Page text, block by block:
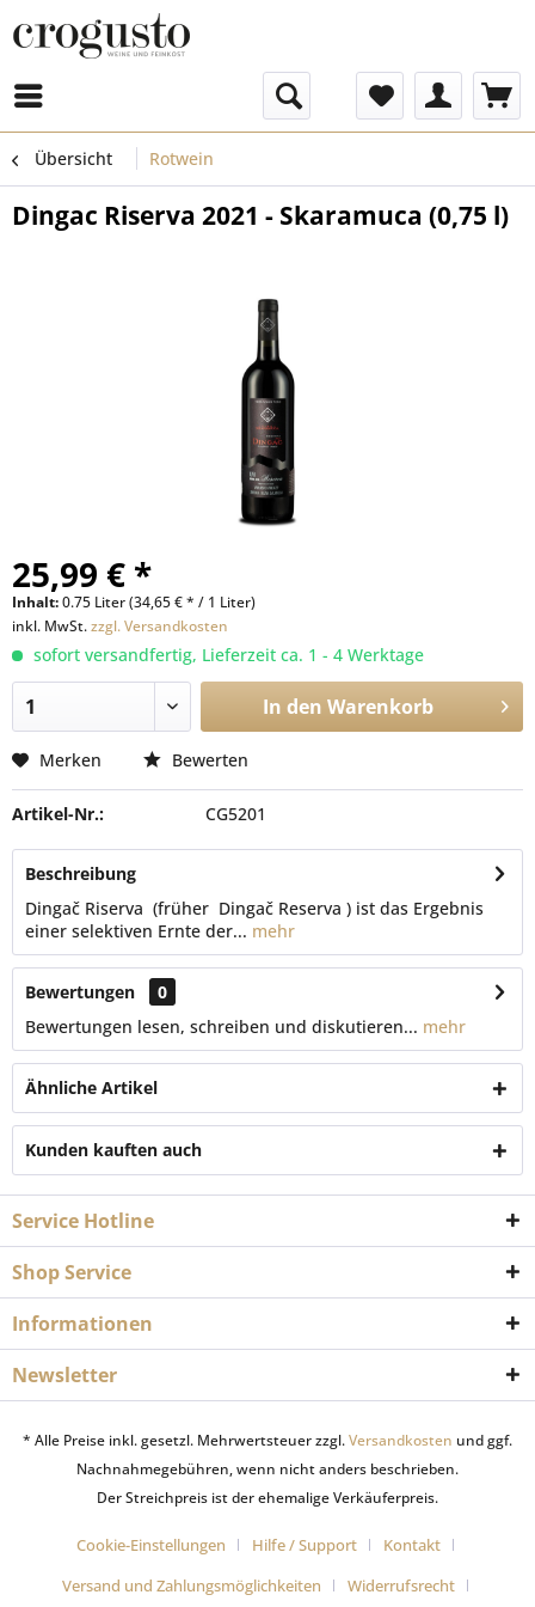
Übersicht Rotwein
Dingac Riserva 2021 - Skaramuca (0,75 l)
25,99 € *
Inhalt:0.75 Liter (34,65 € * / 1 Liter)
inkl. MwSt.zzgl. Versandkosten
sofort versandfertig, Lieferzeit ca. 1 - 4 Werktage
In den Warenkorb
Merken Bewerten
Artikel-Nr.: CG5201
Beschreibung
Dingač Riserva (früher Dingač Reserva ) ist das Ergebnis
einer selektiven Ernte der... mehr
Bewertungen
0
Bewertungen lesen, schreiben und diskutieren... mehr
Ähnliche Artikel
Kunden kauften auch
Service Hotline
Shop Service
Informationen
Newsletter
* Alle Preise inkl. gesetzl. Mehrwertsteuer zzgl.Versandkosten und ggf.
Nachnahmegebühren, wenn nicht anders beschrieben.
Der Streichpreis ist der ehemalige Verkäuferpreis.
Cookie-Einstellungen Hilfe / Support
Kontakt
Versand und Zahlungsmöglichkeiten
Widerrufsrecht